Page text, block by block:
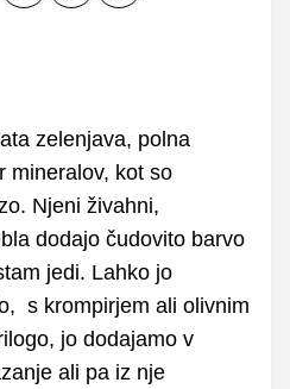
zelenjava, polna
mineralov, kot so
Njeni živahni,
dodajo čudovito barvo
jedi. Lahko jo
s krompirjem ali olivnim
jo dodajamo v
ali pa iz nje